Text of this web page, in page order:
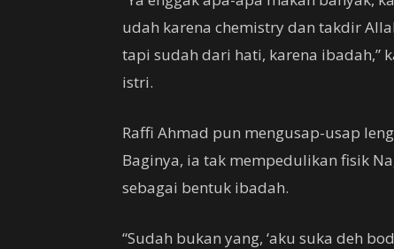
udah karena chemistry dan takdir
tapi sudah dari hati, karena ibadah,”
istri.
Raffi Ahmad pun mengusap-usap
Baginya, ia tak mempedulikan fisik
sebagai bentuk ibadah.
“Sudah bukan yang, ‘aku suka deh